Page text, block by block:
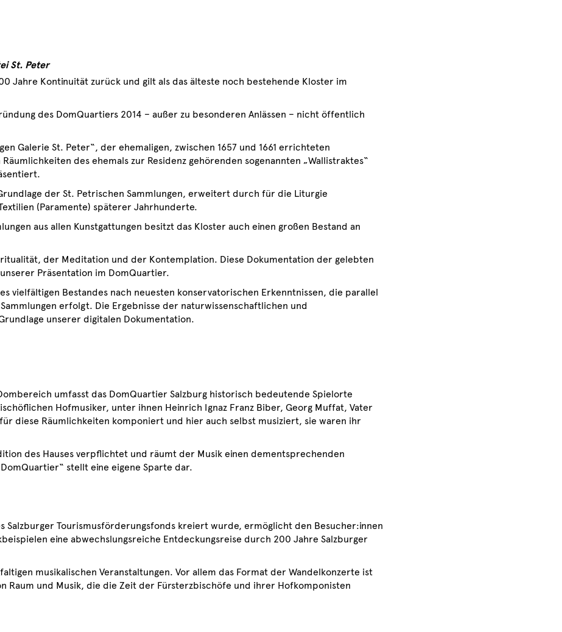
St. Peter
Jahre Kontinuität zurück und gilt als das älteste noch bestehende Kloster im
des DomQuartiers 2014 – außer zu besonderen Anlässen – nicht öffentlich
Galerie St. Peter“, der ehemaligen, zwischen 1657 und 1661 errichteten
des ehemals zur Residenz gehörenden sogenannten „Wallistraktes“
der St. Petrischen Sammlungen, erweitert durch für die Liturgie
(Paramente) späterer Jahrhunderte.
aus allen Kunstgattungen besitzt das Kloster auch einen großen Bestand an
der Meditation und der Kontemplation. Diese Dokumentation der gelebten
Präsentation im DomQuartier.
vielfältigen Bestandes nach neuesten konservatorischen Erkenntnissen, die parallel
erfolgt. Die Ergebnisse der naturwissenschaftlichen und
unserer digitalen Dokumentation.
umfasst das DomQuartier Salzburg historisch bedeutende Spielorte
Hofmusiker, unter ihnen Heinrich Ignaz Franz Biber, Georg Muffat, Vater
diese Räumlichkeiten komponiert und hier auch selbst musiziert, sie waren ihr
des Hauses verpflichtet und räumt der Musik einen dementsprechenden
stellt eine eigene Sparte dar.
Salzburger Tourismusförderungsfonds kreiert wurde, ermöglicht den Besucher:innen
eine abwechslungsreiche Entdeckungsreise durch 200 Jahre Salzburger
musikalischen Veranstaltungen. Vor allem das Format der Wandelkonzerte ist
Raum und Musik, die die Zeit der Fürsterzbischöfe und ihrer Hofkomponisten